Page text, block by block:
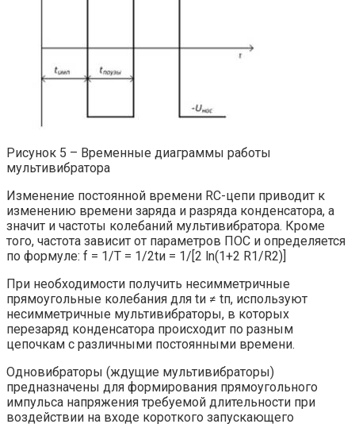
Рисунок 5 – Временные диаграммы работы
мультивибратора
Изменение постоянной времени RC-цепи приводит к
изменению времени заряда и разряда конденсатора, а
значит и частоты колебаний мультивибратора. Кроме
того, частота зависит от параметров ПОС и определяется
по формуле: f = 1/T = 1/2tи = 1/[2 ln(1+2 R1/R2)]
При необходимости получить несимметричные
прямоугольные колебания для tи ≠ tп, используют
несимметричные мультивибраторы, в которых
перезаряд конденсатора происходит по разным
цепочкам с различными постоянными времени.
Одновибраторы (ждущие мультивибраторы)
предназначены для формирования прямоугольного
импульса напряжения требуемой длительности при
воздействии на входе короткого запускающего